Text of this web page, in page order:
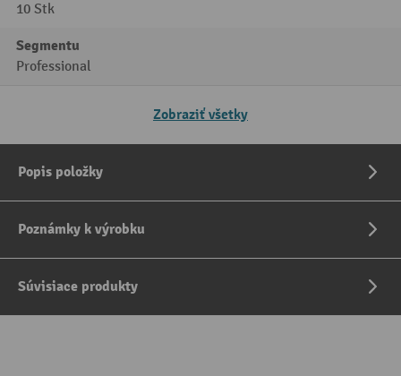
10 Stk
Segmentu
Professional
Zobraziť všetky
Popis položky
Poznámky k výrobku
Súvisiace produkty